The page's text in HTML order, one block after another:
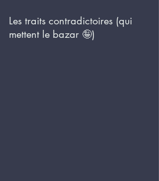
Les traits contradictoires (qui
mettent le bazar 🤪)